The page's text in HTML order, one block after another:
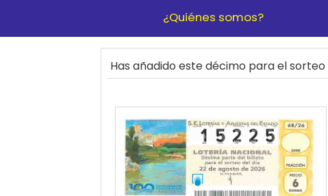
¿Quiénes somos?
Has añadido este décimo para el